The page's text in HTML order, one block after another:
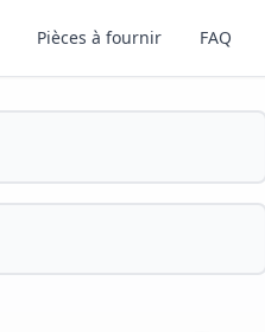
Pièces à fournir FAQ